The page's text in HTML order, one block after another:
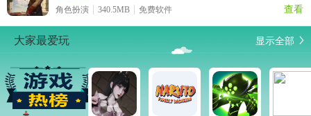
角色扮演 340.5MB 免费软件 查看
大家最爱玩 显示全部